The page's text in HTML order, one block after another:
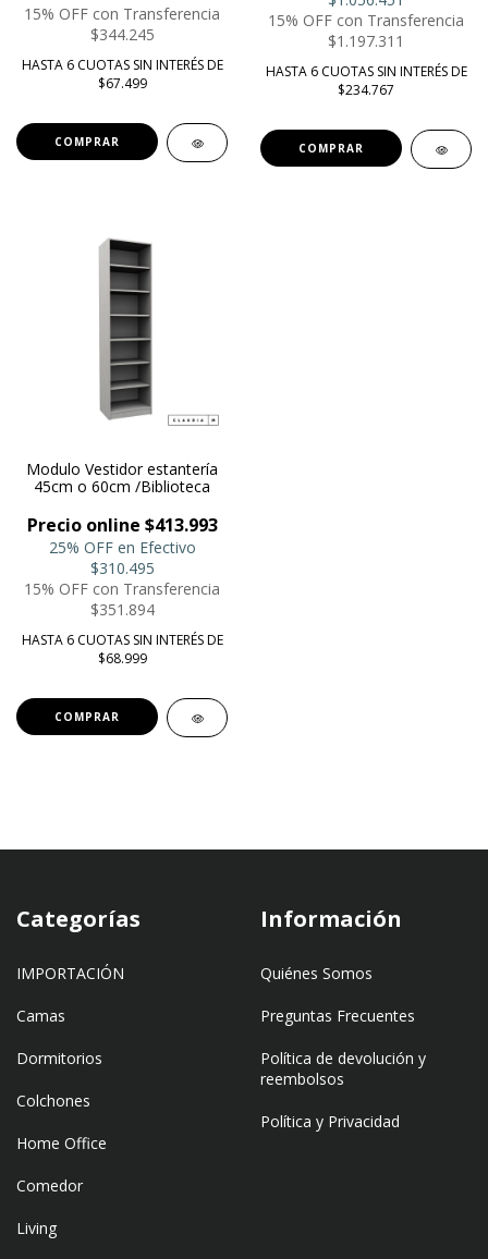
15% OFF con Transferencia
$344.245
HASTA 6 CUOTAS SIN INTERÉS DE
$67.499
COMPRAR
15% OFF con Transferencia
$1.197.311
HASTA 6 CUOTAS SIN INTERÉS DE
$234.767
COMPRAR
Modulo Vestidor estantería
45cm o 60cm /Biblioteca
Precio online $413.993
25% OFF en Efectivo
$310.495
15% OFF con Transferencia
$351.894
HASTA 6 CUOTAS SIN INTERÉS DE
$68.999
COMPRAR
Categorías
IMPORTACIÓN
Camas
Dormitorios
Colchones
Home Office
Comedor
Living
Información
Quiénes Somos
Preguntas Frecuentes
Política de devolución y
reembolsos
Política y Privacidad